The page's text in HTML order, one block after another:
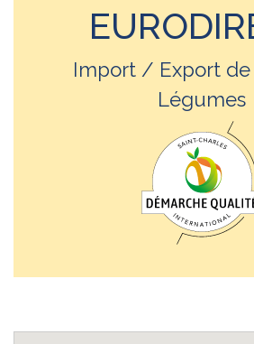
Import / Export de
Légumes